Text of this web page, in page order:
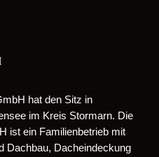
hat den Sitz in
im Kreis Stormarn. Die
ist ein Familienbetrieb mit
Dachbau, Dacheindeckung